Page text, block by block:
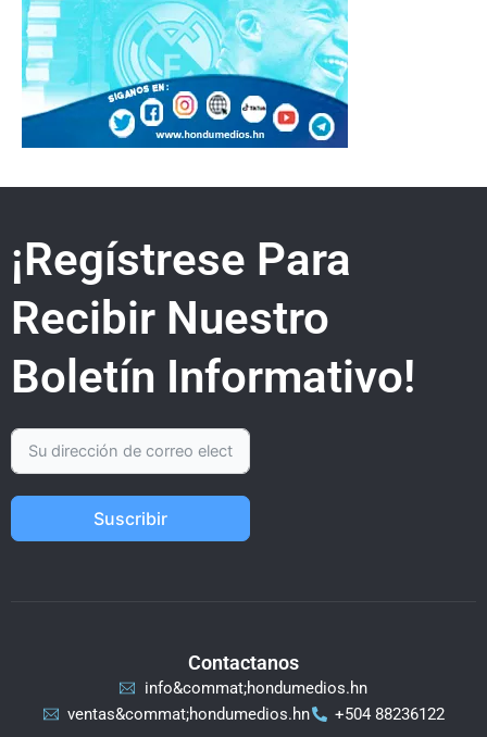
¡Regístrese Para
Recibir Nuestro
Boletín Informativo!
Suscribir
Contactanos
info&commat;hondumedios.hn
ventas&commat;hondumedios.hn
+504 88236122